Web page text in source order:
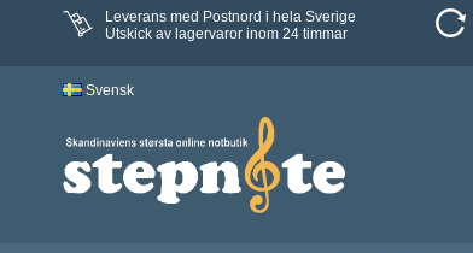
Leverans med Postnord i hela Sverige
Utskick av lagervaror inom 24 timmar
Svensk